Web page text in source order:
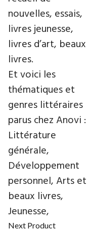
Next Product
nouvelles, essais,
livres jeunesse,
livres d’art, beaux
livres.
Et voici les
thématiques et
genres littéraires
parus chez Anovi :
Littérature
générale,
Développement
personnel, Arts et
beaux livres,
Jeunesse,